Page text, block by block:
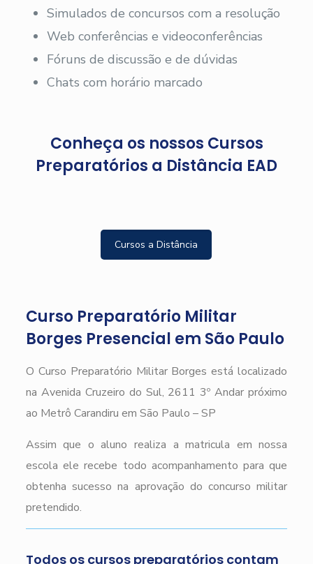
Simulados de concursos com a resolução
Web conferências e videoconferências
Fóruns de discussão e de dúvidas
Chats com horário marcado
Conheça os nossos Cursos
Preparatórios a Distância EAD
Cursos a Distância
Curso Preparatório Militar
Borges Presencial em São Paulo
O Curso Preparatório Militar Borges está localizado
na Avenida Cruzeiro do Sul, 2611 3º Andar próximo
ao Metrô Carandiru em São Paulo – SP
Assim que o aluno realiza a matricula em nossa
escola ele recebe todo acompanhamento para que
obtenha sucesso na aprovação do concurso militar
pretendido.
Todos os cursos preparatórios contam